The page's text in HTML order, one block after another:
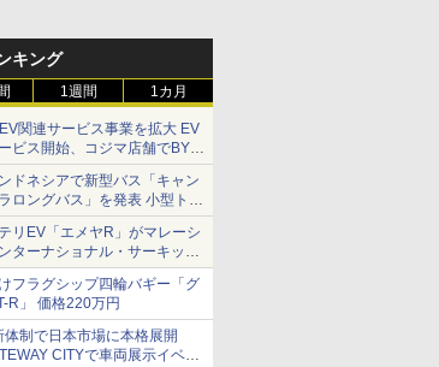
キング
1週間 1カ月
関連サービス事業を拡大 EV
ビス開始、コジマ店舗でBYD
ベントを強化
ドネシアで新型バス「キャン
ロングバス」を発表 小型トラ
・旅客輸送向けバス
リEV「エメヤR」がマレーシ
ターナショナル・サーキット
を樹立
フラグシップ四輪バギー「グ
R」 価格220万円
体制で日本市場に本格展開
CITYで車両展示イベン